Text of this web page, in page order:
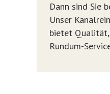
Dann sind Sie
Unser
bietet Qualität,
Rundum-